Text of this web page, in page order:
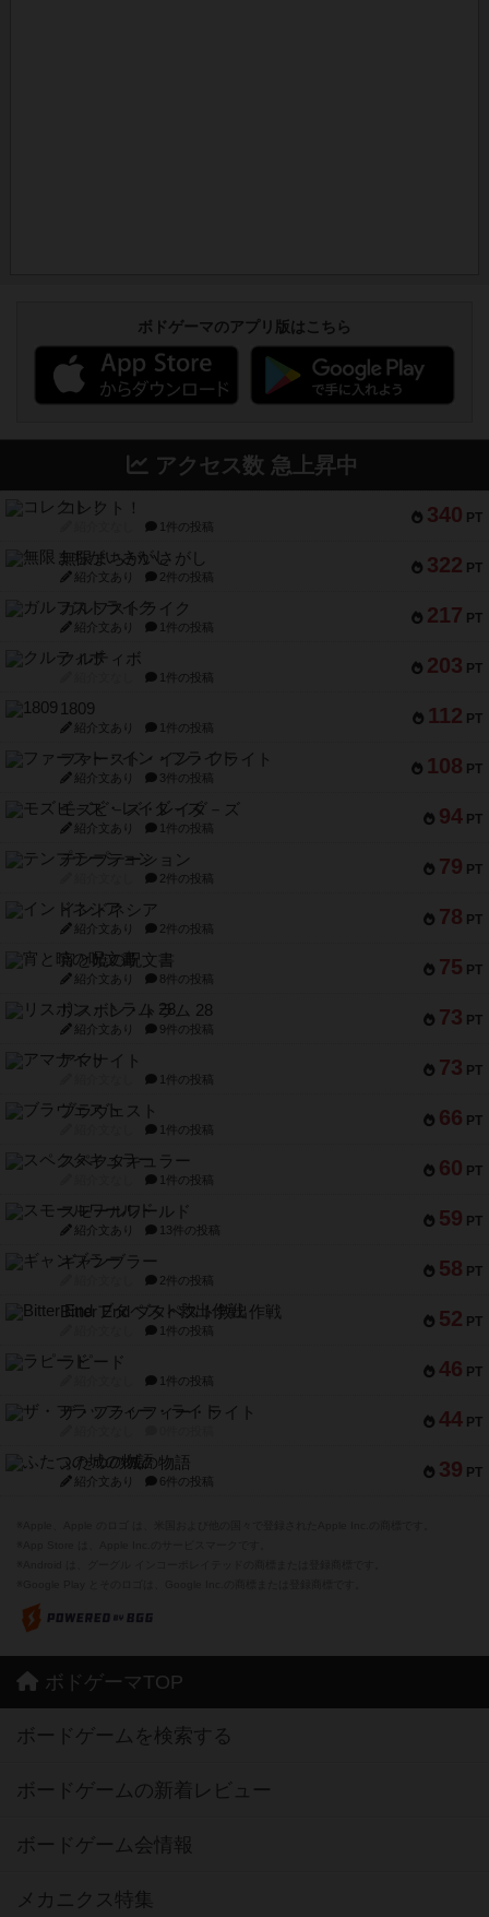
ボドゲーマのアプリ版はこちら
アクセス数 急上昇中
340 PT
コレクト！
1件の投稿
322 PT
無限まちがいさがし
紹介文あり 2件の投稿
217 PT
ガルフストライク
紹介文あり 1件の投稿
203 PT
クルティボ
1件の投稿
112 PT
1809
紹介文あり 1件の投稿
108 PT
ファースト・イン・フライト
紹介文あり 3件の投稿
94 PT
モズビ－ズ・レイダ－ズ
紹介文あり 1件の投稿
79 PT
テンプテーション
2件の投稿
78 PT
インドネシア
紹介文あり 2件の投稿
75 PT
宵と暁の呪文書
紹介文あり 8件の投稿
73 PT
リスボン・トラム 28
紹介文あり 9件の投稿
73 PT
アマナイト
1件の投稿
66 PT
ブラヴェスト
1件の投稿
60 PT
スペクタキュラー
1件の投稿
59 PT
スモールワールド
紹介文あり 13件の投稿
58 PT
ギャンブラー
2件の投稿
52 PT
Bitter End ブタペスト救出作戦
1件の投稿
46 PT
ラピード
1件の投稿
44 PT
ザ・フラッフィー・ライト
39 PT
ふたつの城の物語
紹介文あり 6件の投稿
ボドゲーマTOP
ボードゲームを検索する
ボードゲームの新着レビュー
ボードゲーム会情報
メカニクス特集